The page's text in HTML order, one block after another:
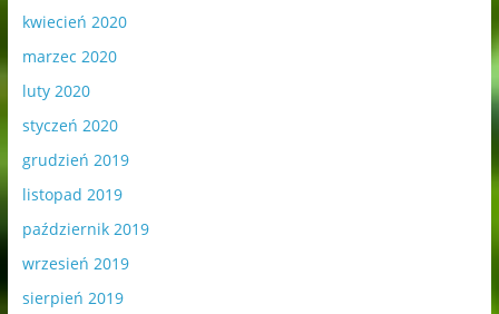
kwiecień 2020
marzec 2020
luty 2020
styczeń 2020
grudzień 2019
listopad 2019
październik 2019
wrzesień 2019
sierpień 2019